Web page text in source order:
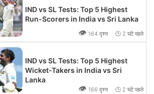
IND vs SL Tests: Top 5 Highest
Run-Scorers in India vs Sri Lanka
👁 164 दृश्य 🕒 2 घंटे पहले
IND vs SL Tests: Top 5 Highest
Wicket-Takers in India vs Sri
Lanka
👁 166 दृश्य 🕒 2 घंटे पहले